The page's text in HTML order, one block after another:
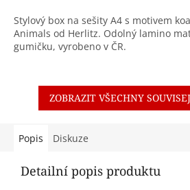
Stylový box na sešity A4 s motivem
Animals od Herlitz. Odolný lamino
gumičku, vyrobeno v ČR.
ZOBRAZIT VŠECHNY
Popis Diskuze
Detailní popis produktu